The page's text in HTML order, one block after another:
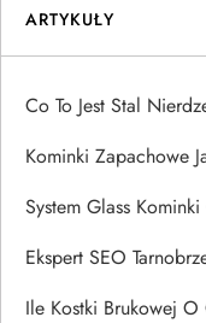
ARTYKUŁY
Co To Jest Stal
Kominki Zapachowe
System Glass Kominki
Ekspert SEO
Ile Kostki Brukowej